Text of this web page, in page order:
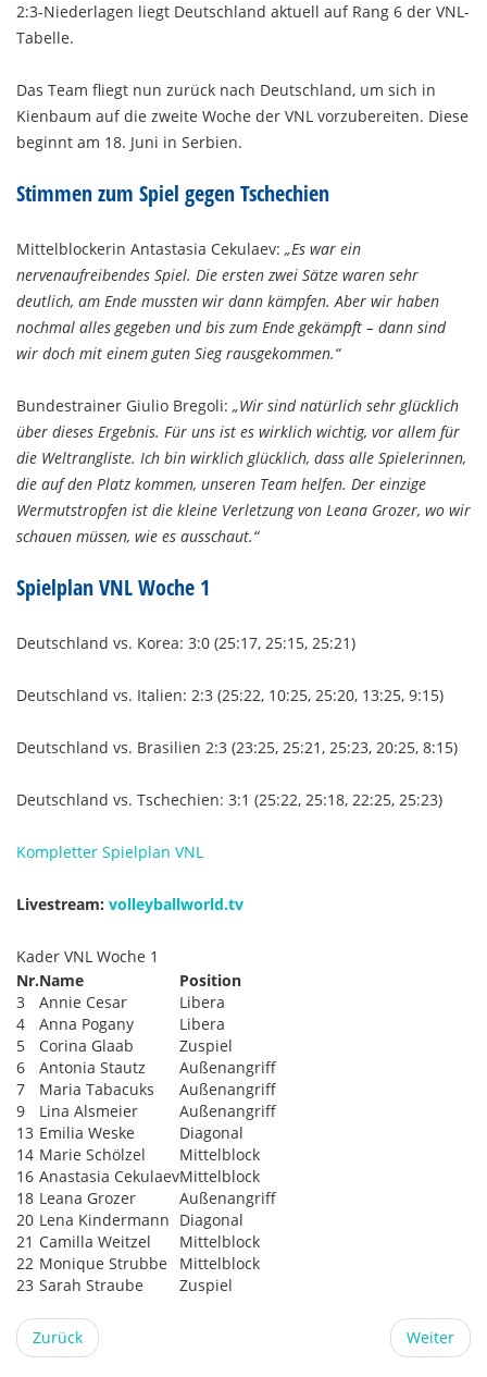
2:3-Niederlagen liegt Deutschland aktuell auf Rang 6 der VNL-
Tabelle.
Das Team fliegt nun zurück nach Deutschland, um sich in
Kienbaum auf die zweite Woche der VNL vorzubereiten. Diese
beginnt am 18. Juni in Serbien.
Stimmen zum Spiel gegen Tschechien
Mittelblockerin Antastasia Cekulaev: „Es war ein
nervenaufreibendes Spiel. Die ersten zwei Sätze waren sehr
deutlich, am Ende mussten wir dann kämpfen. Aber wir haben
nochmal alles gegeben und bis zum Ende gekämpft – dann sind
wir doch mit einem guten Sieg rausgekommen.“
Bundestrainer Giulio Bregoli: „Wir sind natürlich sehr glücklich
über dieses Ergebnis. Für uns ist es wirklich wichtig, vor allem für
die Weltrangliste. Ich bin wirklich glücklich, dass alle Spielerinnen,
die auf den Platz kommen, unseren Team helfen. Der einzige
Wermutstropfen ist die kleine Verletzung von Leana Grozer, wo wir
schauen müssen, wie es ausschaut.“
Spielplan VNL Woche 1
Deutschland vs. Korea: 3:0 (25:17, 25:15, 25:21)
Deutschland vs. Italien: 2:3 (25:22, 10:25, 25:20, 13:25, 9:15)
Deutschland vs. Brasilien 2:3 (23:25, 25:21, 25:23, 20:25, 8:15)
Deutschland vs. Tschechien: 3:1 (25:22, 25:18, 22:25, 25:23)
Kompletter Spielplan VNL
Livestream: volleyballworld.tv
Kader VNL Woche 1
Nr.Name
Position
3
Annie Cesar
Libera
4
Anna Pogany
Libera
5
Corina Glaab
Zuspiel
6
Antonia Stautz
Außenangriff
7
Maria Tabacuks
Außenangriff
9
Lina Alsmeier
Außenangriff
13 Emilia Weske
Diagonal
14 Marie Schölzel
Mittelblock
16 Anastasia CekulaevMittelblock
18 Leana Grozer
Außenangriff
20 Lena Kindermann Diagonal
21 Camilla Weitzel
Mittelblock
22 Monique Strubbe
Mittelblock
23 Sarah Straube Zuspiel
Zurück Weiter